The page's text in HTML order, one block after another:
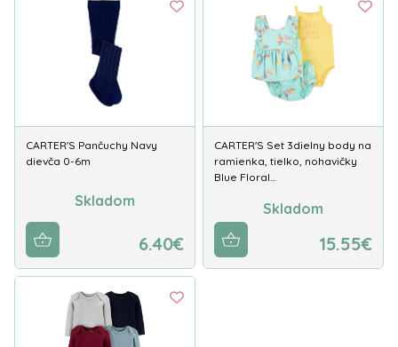
CARTER'S Pančuchy Navy
dievča 0-6m
Skladom
6.40€
CARTER'S Set 3dielny body na
ramienka, tielko, nohavičky
Blue Floral…
Skladom
15.55€